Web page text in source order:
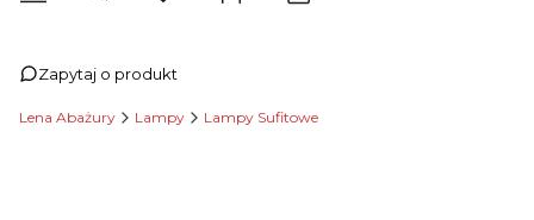
Zapytaj o produkt
Lena Abażury Lampy Lampy Sufitowe